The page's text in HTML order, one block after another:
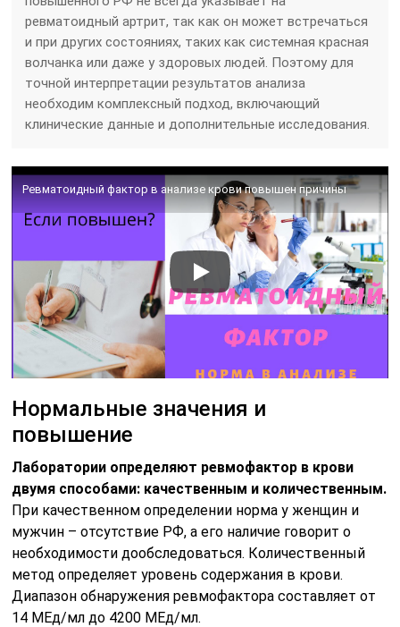
ревматоидный артрит, так как он может встречаться
и при других состояниях, таких как системная красная
волчанка или даже у здоровых людей. Поэтому для
точной интерпретации результатов анализа
необходим комплексный подход, включающий
клинические данные и дополнительные исследования.
Ревматоидный фактор в анализе крови повышен причины
Нормальные значения и
повышение
Лаборатории определяют ревмофактор в крови
двумя способами: качественным и количественным.
При качественном определении норма у женщин и
мужчин – отсутствие РФ, а его наличие говорит о
необходимости дообследоваться. Количественный
метод определяет уровень содержания в крови.
Диапазон обнаружения ревмофактора составляет от
14 МЕд/мл до 4200 МЕд/мл.